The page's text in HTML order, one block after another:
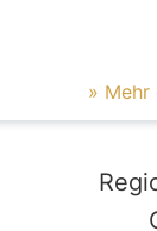
» Mehr